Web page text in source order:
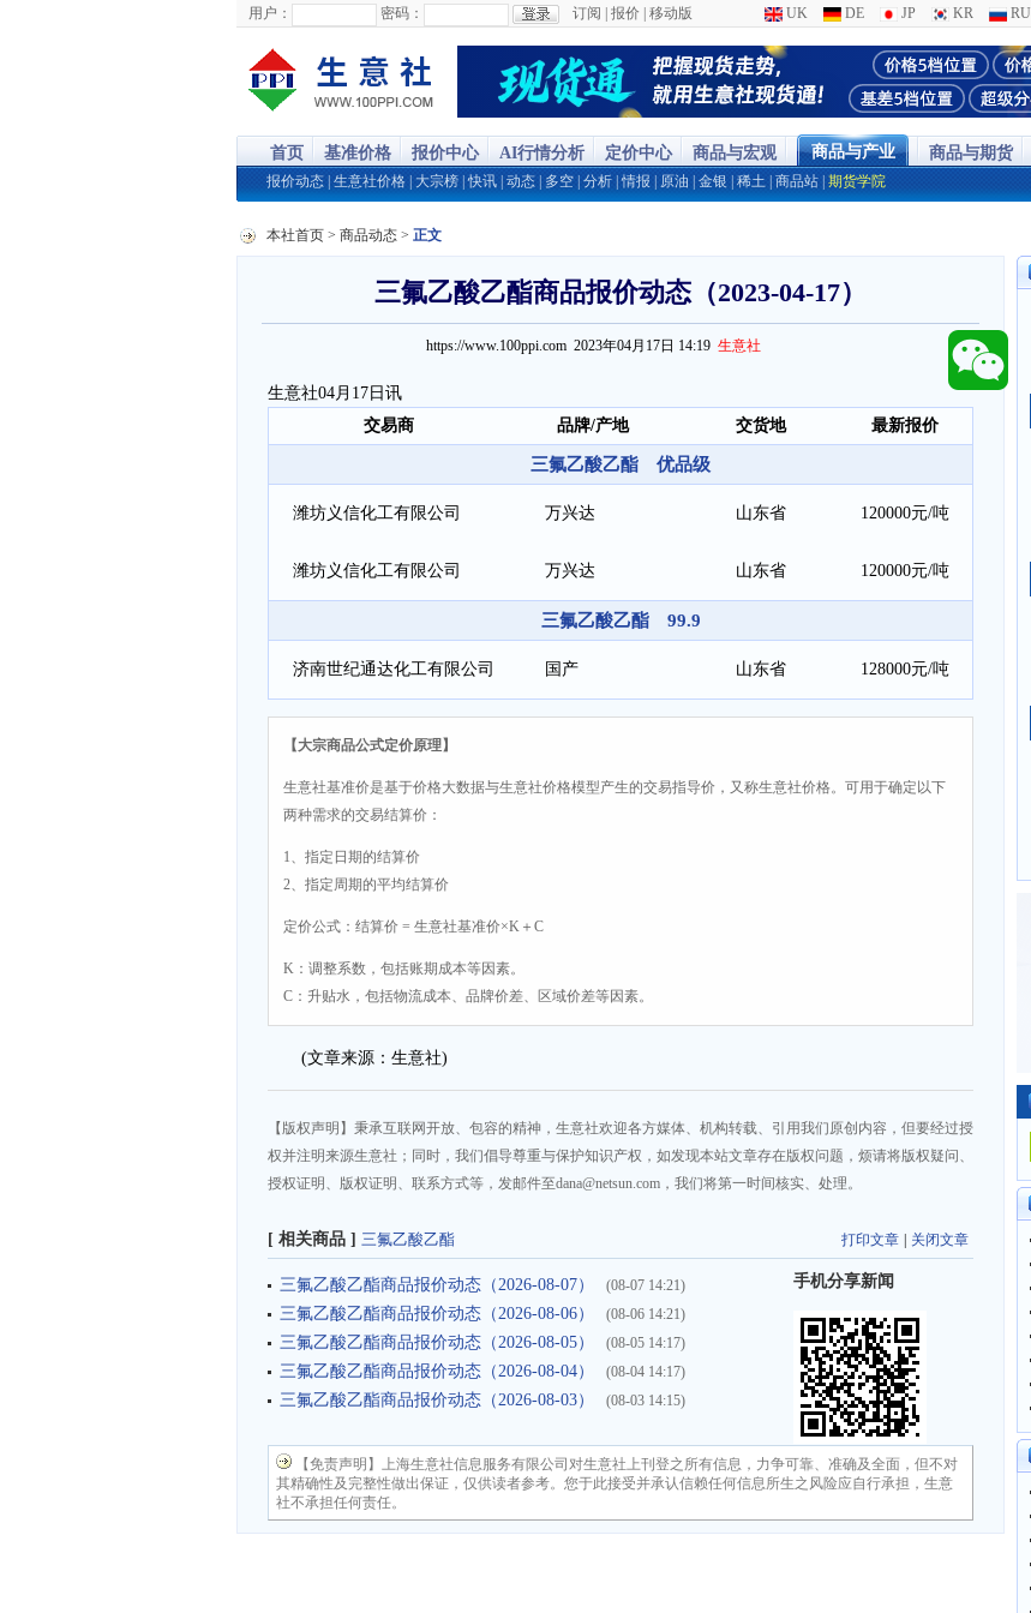
用户： 密码： 订阅 报价 移动版 UK DE JP KR RU
首页 基准价格 报价中心 AI行情分析 定价中心 商品与宏观 商品与产业 商品与期货
报价动态 生意社价格 大宗榜 |快讯 动态 多空 分析 |情报 原油 金银 稀土 商品站 期货学院
本社首页 > 商品动态 > 正文
三氟乙酸乙酯商品报价动态（2023-04-17）
https://www.100ppi.com 2023年04月17日 14:19 生意社
生意社04月17日讯
交易商
品牌/产地 交货地 最新报价
三氟乙酸乙酯 优品级
潍坊义信化工有限公司 万兴达 山东省 120000元/吨
潍坊义信化工有限公司 万兴达 山东省 120000元/吨
三氟乙酸乙酯 99.9
济南世纪通达化工有限公司 国产 山东省 128000元/吨
【大宗商品公式定价原理】
生意社基准价是基于价格大数据与生意社价格模型产生的交易指导价，又称生意社价格。可用于确定以下
两种需求的交易结算价：
1、指定日期的结算价
2、指定周期的平均结算价
定价公式：结算价 = 生意社基准价×K＋C
K：调整系数，包括账期成本等因素。
C：升贴水，包括物流成本、品牌价差、区域价差等因素。
(文章来源：生意社)
【版权声明】秉承互联网开放、包容的精神，生意社欢迎各方媒体、机构转载、引用我们原创内容，但要经过授
权并注明来源生意社；同时，我们倡导尊重与保护知识产权，如发现本站文章存在版权问题，烦请将版权疑问、
授权证明、版权证明、联系方式等，发邮件至dana@netsun.com，我们将第一时间核实、处理。
打印文章 关闭文章
[ 相关商品 ] 三氟乙酸乙酯
三氟乙酸乙酯商品报价动态（2026-08-07） (08-07 14:21)
三氟乙酸乙酯商品报价动态（2026-08-06） (08-06 14:21)
三氟乙酸乙酯商品报价动态（2026-08-05） (08-05 14:17)
三氟乙酸乙酯商品报价动态（2026-08-04） (08-04 14:17)
三氟乙酸乙酯商品报价动态（2026-08-03） (08-03 14:15)
手机分享新闻
【免责声明】上海生意社信息服务有限公司对生意社上刊登之所有信息，力争可靠、准确及全面，但不对
其精确性及完整性做出保证，仅供读者参考。您于此接受并承认信赖任何信息所生之风险应自行承担，生意
社不承担任何责任。